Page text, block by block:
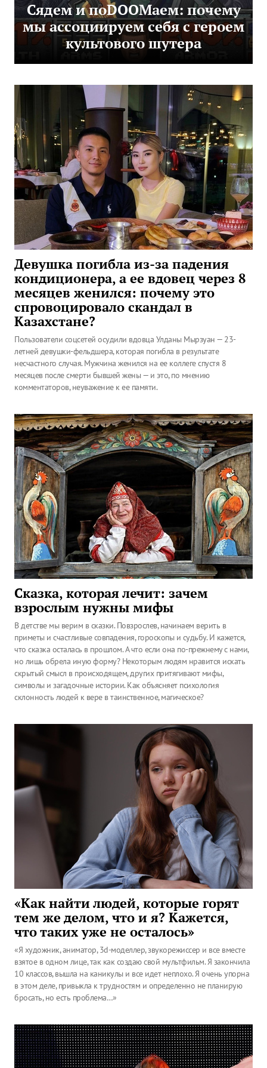
Сядем и поDOOMаем: почему
мы ассоциируем себя с героем
культового шутера
Девушка погибла из-за падения
кондиционера, а ее вдовец через 8
месяцев женился: почему это
спровоцировало скандал в
Казахстане?
Пользователи соцсетей осудили вдовца Улданы Мырзуан — 23-
летней девушки-фельдшера, которая погибла в результате
несчастного случая. Мужчина женился на ее коллеге спустя 8
месяцев после смерти бывшей жены — и это, по мнению
комментаторов, неуважение к ее памяти.
Сказка, которая лечит: зачем
взрослым нужны мифы
В детстве мы верим в сказки. Повзрослев, начинаем верить в
приметы и счастливые совпадения, гороскопы и судьбу. И кажется,
что сказка осталась в прошлом. А что если она по-прежнему с нами,
но лишь обрела иную форму? Некоторым людям нравится искать
скрытый смысл в происходящем, других притягивают мифы,
символы и загадочные истории. Как объясняет психология
склонность людей к вере в таинственное, магическое?
«Как найти людей, которые горят
тем же делом, что и я? Кажется,
что таких уже не осталось»
«Я художник, аниматор, 3d-моделлер, звукорежиссер и все вместе
взятое в одном лице, так как создаю свой мультфильм. Я закончила
10 классов, вышла на каникулы и все идет неплохо. Я очень упорна
в этом деле, привыкла к трудностям и определенно не планирую
бросать, но есть проблема…»